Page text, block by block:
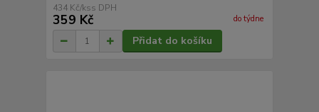
434 Kč/ks
359 Kč do týdne
Přidat do košíku